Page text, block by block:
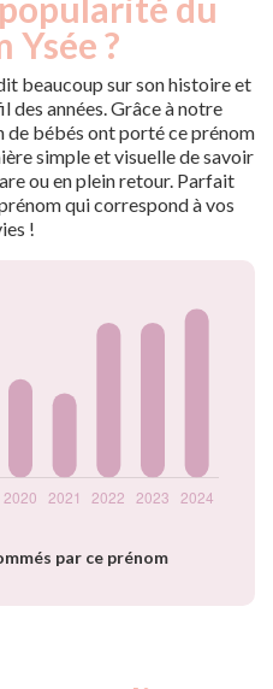
du
Ysée ?
beaucoup sur son histoire et
des années. Grâce à notre
bébés ont porté ce prénom
simple et visuelle de savoir
ou en plein retour. Parfait
qui correspond à vos
!
par ce prénom